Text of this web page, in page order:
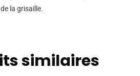
la grisaille.
similaires